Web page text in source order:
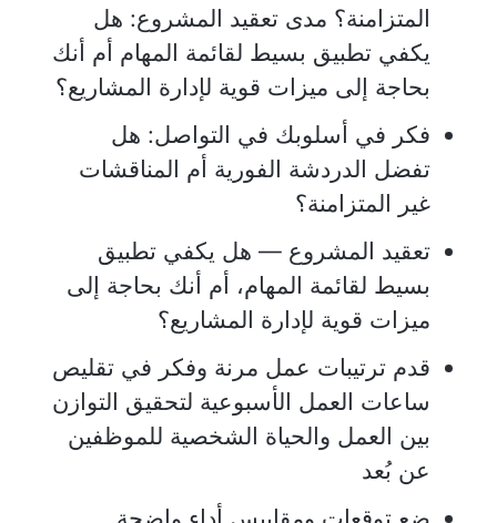
المتزامنة؟ مدى تعقيد المشروع: هل
يكفي تطبيق بسيط لقائمة المهام أم أنك
بحاجة إلى ميزات قوية لإدارة المشاريع؟
فكر في أسلوبك في التواصل: هل
تفضل الدردشة الفورية أم المناقشات
غير المتزامنة؟
تعقيد المشروع — هل يكفي تطبيق
بسيط لقائمة المهام، أم أنك بحاجة إلى
ميزات قوية لإدارة المشاريع؟
قدم ترتيبات عمل مرنة وفكر في تقليص
ساعات العمل الأسبوعية لتحقيق التوازن
بين العمل والحياة الشخصية للموظفين
عن بُعد